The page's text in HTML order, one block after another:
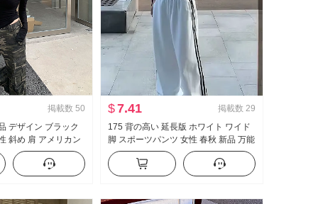
掲載数 50
デザイン ブラック
斜め 肩 アメリカン
スタイル オフショ
ダー トップス
$7.41 掲載数 29
175 背の高い 延長版 ホワイト ワイド
脚 スポーツパンツ 女性 春秋 新品 万能
ストライプ カジュアル フロアレング
ス ズボン